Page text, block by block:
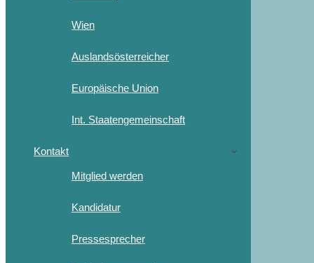
Wien
Auslandsösterreicher
Europäische Union
Int. Staatengemeinschaft
Kontakt
Mitglied werden
Kandidatur
Pressesprecher